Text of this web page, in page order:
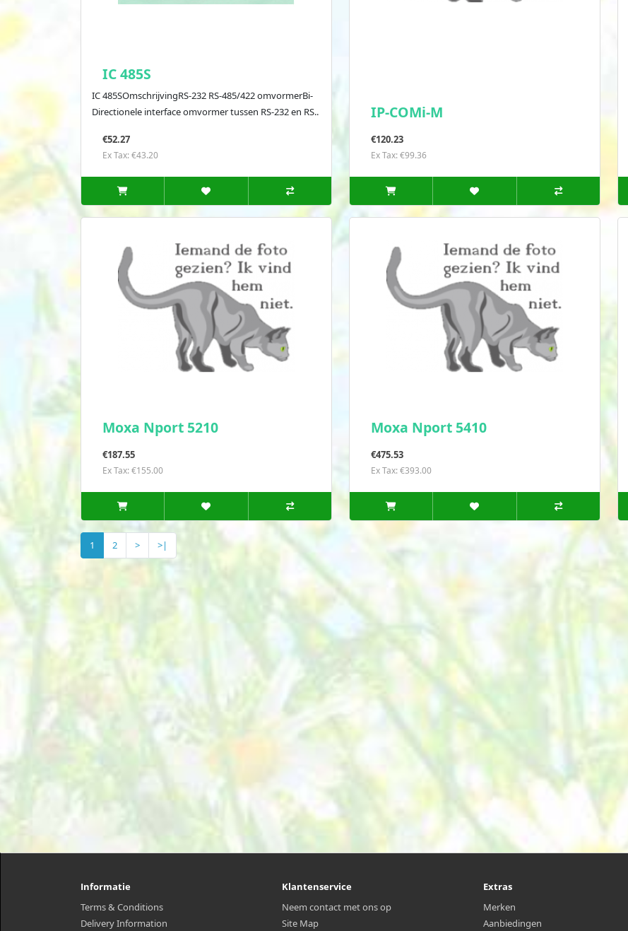
IC 485S
IC 485SOmschrijvingRS-232 RS-485/422 omvormerBi-
Directionele interface omvormer tussen RS-232 en RS..
€52.27
Ex Tax: €43.20
IP-COMi-M
€120.23
Ex Tax: €99.36
Moxa Nport 5210
€187.55
Ex Tax: €155.00
Moxa Nport 5410
€475.53
Ex Tax: €393.00
1 2 > >|
Informatie
Terms & Conditions
Delivery Information
Klantenservice
Neem contact met ons op
Site Map
Extras
Merken
Aanbiedingen